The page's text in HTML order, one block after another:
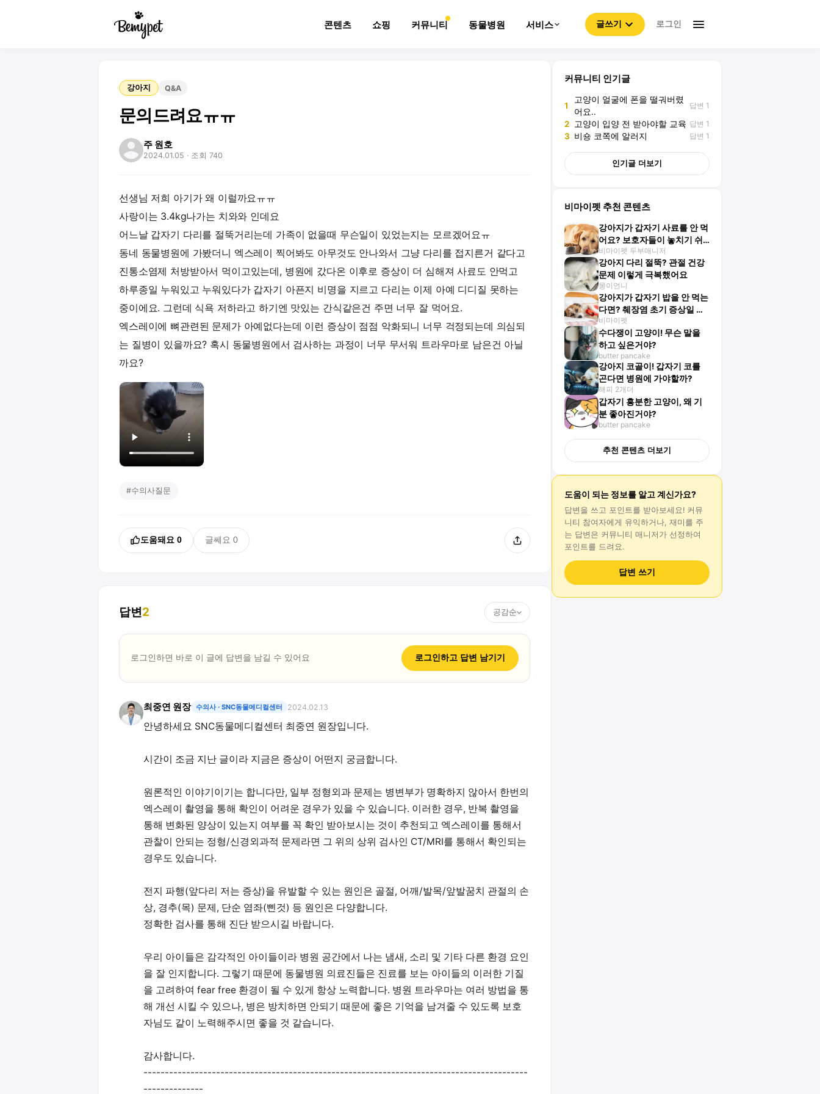
콘텐츠 쇼핑 커뮤니티 동물병원 서비스 글쓰기 로그인
강아지 Q&A
문의드려요ㅠㅠ
주 원호
2024.01.05 · 조회 740
선생님 저희 아기가 왜 이럴까요ㅠㅠ
사랑이는 3.4kg나가는 치와와 인데요
어느날 갑자기 다리를 절뚝거리는데 가족이 없을때 무슨일이 있었는지는 모르겠어요ㅠ
동네 동물병원에 가봤더니 엑스레이 찍어봐도 아무것도 안나와서 그냥 다리를 접지른거 같다고
진통소염제 처방받아서 먹이고있는데, 병원에 갔다온 이후로 증상이 더 심해져 사료도 안먹고
하루종일 누워있고 누워있다가 갑자기 아픈지 비명을 지르고 다리는 이제 아예 디디질 못하는
중이에요. 그런데 식욕 저하라고 하기엔 맛있는 간식같은건 주면 너무 잘 먹어요.
엑스레이에 뼈관련된 문제가 아예없다는데 이런 증상이 점점 악화되니 너무 걱정되는데 의심되
는 질병이 있을까요? 혹시 동물병원에서 검사하는 과정이 너무 무서워 트라우마로 남은건 아닐
까요?
#수의사질문
도움돼요 0 글쎄요 0
답변2 공감순
로그인하면 바로 이 글에 답변을 남길 수 있어요 로그인하고 답변 남기기
최중연 원장 수의사· SNC동물메디컬센터 2024.02.13
안녕하세요 SNC동물메디컬센터 최중연 원장입니다.
시간이 조금 지난 글이라 지금은 증상이 어떤지 궁금합니다.
원론적인 이야기이기는 합니다만, 일부 정형외과 문제는 병변부가 명확하지 않아서 한번의
엑스레이 촬영을 통해 확인이 어려운 경우가 있을 수 있습니다. 이러한 경우, 반복 촬영을
통해 변화된 양상이 있는지 여부를 꼭 확인 받아보시는 것이 추천되고 엑스레이를 통해서
관찰이 안되는 정형/신경외과적 문제라면 그 위의 상위 검사인 CT/MRI를 통해서 확인되는
경우도 있습니다.
전지 파행(앞다리 저는 증상)을 유발할 수 있는 원인은 골절, 어깨/발목/앞발꿈치 관절의 손
상, 경추(목) 문제, 단순 염좌(삔것) 등 원인은 다양합니다.
정확한 검사를 통해 진단 받으시길 바랍니다.
우리 아이들은 감각적인 아이들이라 병원 공간에서 나는 냄새, 소리 및 기타 다른 환경 요인
을 잘 인지합니다. 그렇기 때문에 동물병원 의료진들은 진료를 보는 아이들의 이러한 기질
을 고려하여 fear free 환경이 될 수 있게 항상 노력합니다. 병원 트라우마는 여러 방법을 통
해 개선 시킬 수 있으나, 병은 방치하면 안되기 때문에 좋은 기억을 남겨줄 수 있도록 보호
자님도 같이 노력해주시면 좋을 것 같습니다.
감사합니다.
------------------------------------------------------------------------------------------
--------------
커뮤니티 인기글
1
고양이 얼굴에 폰을 떨궈버렸
어요..
답변 1
2 고양이 입양 전 받아야할 교육 답변 1
3 비숑 코쪽에 알러지 답변 1
인기글 더보기
비마이펫 추천 콘텐츠
강아지가 갑자기 사료를 안 먹
어요? 보호자들이 놓치기 쉬
운 포인트
비마이펫 두부매니저
강아지 다리 절뚝? 관절 건강
문제 이렇게 극복했어요
몽이언니
강아지가 갑자기 밥을 안 먹는
다면? 췌장염 초기 증상일 수
도!
비마이펫
수다쟁이 고양이! 무슨 말을
하고 싶은거야?
butter pancake
강아지 코골이! 갑자기 코를
곤다면 병원에 가야할까?
해피 2개더
갑자기 흥분한 고양이, 왜 기
분 좋아진거야?
butter pancake
추천 콘텐츠 더보기
도움이 되는 정보를 알고 계신가요?
답변 을 쓰고 포인트를 받아보세요! 커뮤
니티 참여자에게 유익하거나, 재미를 주
는 답변 은 커뮤니티 매니저가 선정하여
포인트를 드려요.
답변 쓰기